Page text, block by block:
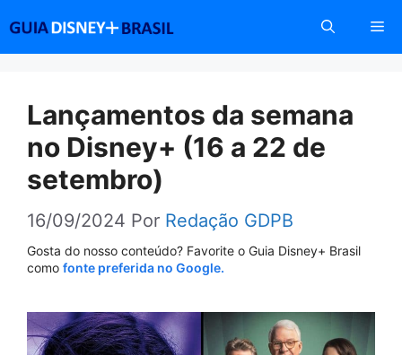
conteúdo
Lançamentos da semana
no Disney+ (16 a 22 de
setembro)
16/09/2024 Por Redação GDPB
Gosta do nosso conteúdo? Favorite o Guia Disney+ Brasil
como fonte preferida no Google.